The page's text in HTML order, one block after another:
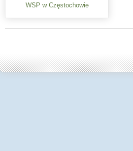
WSP w Częstochowie